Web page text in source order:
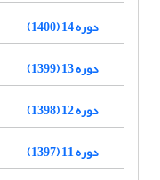
دوره 14 (1400)
دوره 13 (1399)
دوره 12 (1398)
دوره 11 (1397)